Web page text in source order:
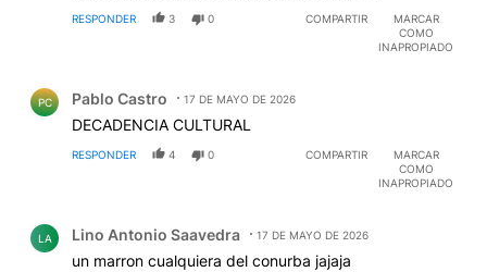
RESPONDER 3 0 COMPARTIR
MARCAR
COMO
INAPROPIADO
PC Pablo Castro 17 DE MAYO DE 2026
DECADENCIA CULTURAL
RESPONDER 4 0 COMPARTIR
MARCAR
COMO
INAPROPIADO
LA Lino Antonio Saavedra 17 DE MAYO DE 2026
un marron cualquiera del conurba jajaja